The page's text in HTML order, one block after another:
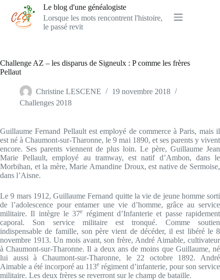
contenu
Le blog d'une généalogiste
Lorsque les mots rencontrent l'histoire,
le passé revit
Challenge AZ – les disparus de Signeulx : P comme les frères
Pellaut
Christine LESCENE
19 novembre 2018
Challenges 2018
Guillaume Fernand Pellault est employé de commerce à Paris, mais il
est né à Chaumont-sur-Tharonne, le 9 mai 1890, et ses parents y vivent
encore. Ses parents viennent de plus loin. Le père, Guillaume Jean
Marie Pellault, employé au tramway, est natif d’Ambon, dans le
Morbihan, et la mère, Marie Amandine Droux, est native de Sermoise,
dans l’Aisne.
Le 9 mars 1912, Guillaume Fernand quitte la vie de jeune homme sorti
de l’adolescence pour entamer une vie d’homme, grâce au service
militaire. Il intègre le 37e régiment d’Infanterie et passe rapidement
caporal. Son service militaire est tronqué. Comme soutien
indispensable de famille, son père vient de décéder, il est libéré le 8
novembre 1913. Un mois avant, son frère, André Aimable, cultivateur
à Chaumont-sur-Tharonne. Il a deux ans de moins que Guillaume, né
lui aussi à Chaumont-sur-Tharonne, le 22 octobre 1892. André
Aimable a été incorporé au 113e régiment d’infanterie, pour son service
militaire. Les deux frères se reverront sur le champ de bataille.